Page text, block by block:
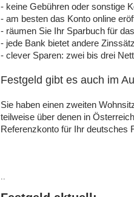
- keine Gebühren oder sonstige
- am besten das Konto online
- räumen Sie Ihr Sparbuch für
- jede Bank bietet andere
- clever Sparen: zwei bis drei
Festgeld gibt es auch im
Sie haben einen zweiten
teilweise über denen in
Referenzkonto für Ihr deutsches
..